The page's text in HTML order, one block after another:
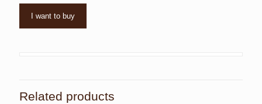
I want to buy
Related products